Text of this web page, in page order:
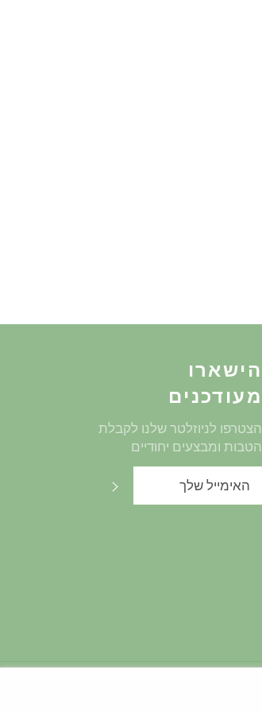
הישארו
מעודכנים
הצטרפו לניוזלטר שלנו לקבלת
הטבות ומבצעים יחודיים